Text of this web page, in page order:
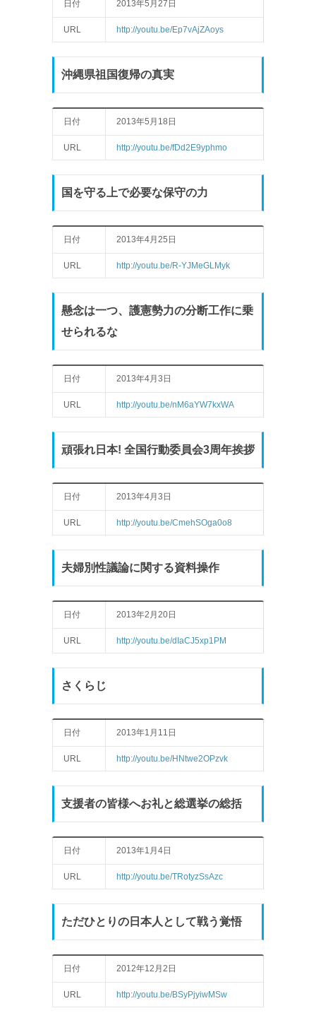
日付 2013年5月27日
URL http://youtu.be/Ep7vAjZAoys
沖縄県祖国復帰の真実
日付 2013年5月18日
URL http://youtu.be/fDd2E9yphmo
国を守る上で必要な保守の力
日付 2013年4月25日
URL http://youtu.be/R-YJMeGLMyk
懸念は一つ、護憲勢力の分断工作に乗
せられるな
日付 2013年4月3日
URL http://youtu.be/nM6aYW7kxWA
頑張れ日本! 全国行動委員会3周年挨拶
日付 2013年4月3日
URL http://youtu.be/CmehSOga0o8
夫婦別性議論に関する資料操作
日付 2013年2月20日
URL http://youtu.be/dIaCJ5xp1PM
さくらじ
日付 2013年1月11日
URL http://youtu.be/HNtwe2OPzvk
支援者の皆様へお礼と総選挙の総括
日付 2013年1月4日
URL http://youtu.be/TRotyzSsAzc
ただひとりの日本人として戦う覚悟
日付 2012年12月2日
URL http://youtu.be/BSyPjyiwMSw